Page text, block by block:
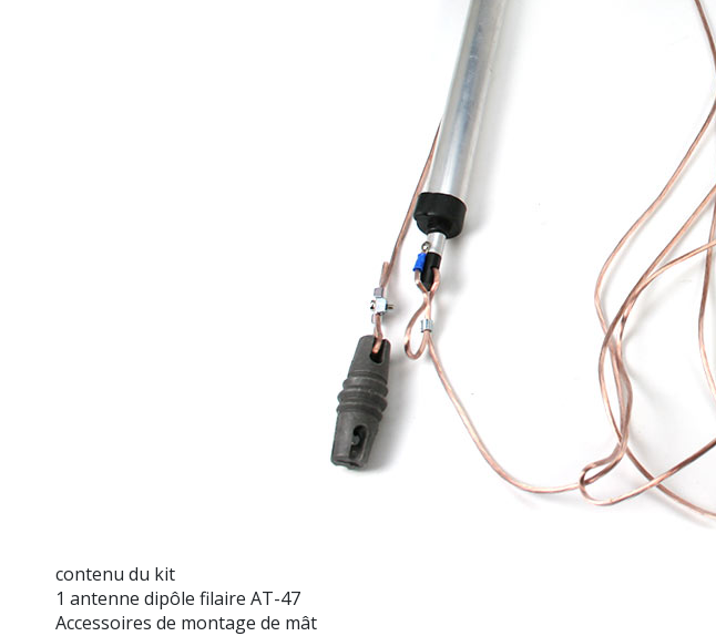
contenu du kit
1 antenne dipôle filaire AT-47
Accessoires de montage de mât